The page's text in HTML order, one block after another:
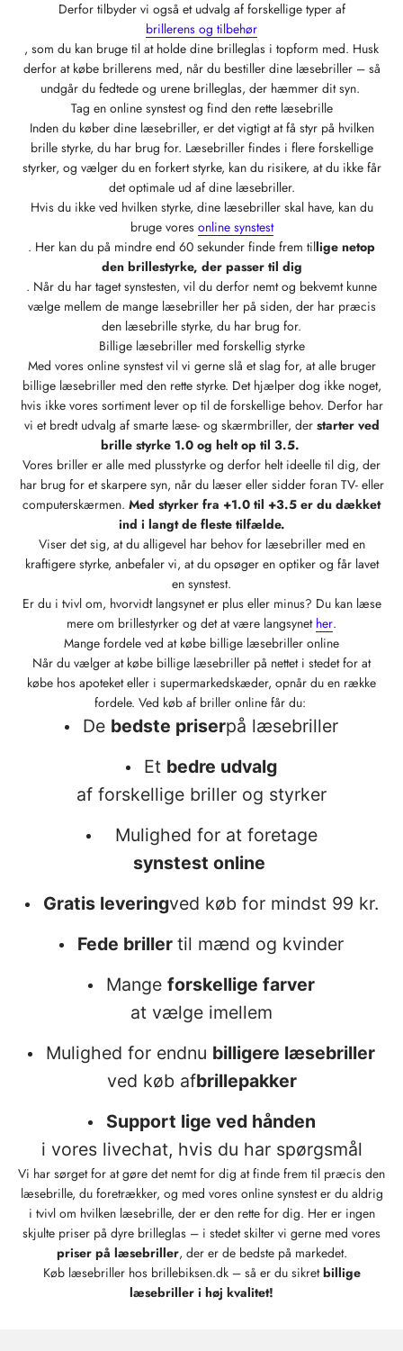
Derfor tilbyder vi også et udvalg af forskellige typer af
brillerens og tilbehør
, som du kan bruge til at holde dine brilleglas i topform med. Husk
derfor at købe brillerens med, når du bestiller dine læsebriller – så
undgår du fedtede og urene brilleglas, der hæmmer dit syn.
Tag en online synstest og find den rette læsebrille
Inden du køber dine læsebriller, er det vigtigt at få styr på hvilken
brille styrke, du har brug for. Læsebriller findes i flere forskellige
styrker, og vælger du en forkert styrke, kan du risikere, at du ikke får
det optimale ud af dine læsebriller.
Hvis du ikke ved hvilken styrke, dine læsebriller skal have, kan du
bruge vores online synstest
. Her kan du på mindre end 60 sekunder finde frem tillige netop
den brillestyrke, der passer til dig
. Når du har taget synstesten, vil du derfor nemt og bekvemt kunne
vælge mellem de mange læsebriller her på siden, der har præcis
den læsebrille styrke, du har brug for.
Billige læsebriller med forskellig styrke
Med vores online synstest vil vi gerne slå et slag for, at alle bruger
billige læsebriller med den rette styrke. Det hjælper dog ikke noget,
hvis ikke vores sortiment lever op til de forskellige behov. Derfor har
vi et bredt udvalg af smarte læse- og skærmbriller, der starter ved
brille styrke 1.0 og helt op til 3.5.
Vores briller er alle med plusstyrke og derfor helt ideelle til dig, der
har brug for et skarpere syn, når du læser eller sidder foran TV- eller
computerskærmen. Med styrker fra +1.0 til +3.5 er du dækket
ind i langt de fleste tilfælde.
Viser det sig, at du alligevel har behov for læsebriller med en
kraftigere styrke, anbefaler vi, at du opsøger en optiker og får lavet
en synstest.
Er du i tvivl om, hvorvidt langsynet er plus eller minus? Du kan læse
mere om brillestyrker og det at være langsynet her.
Mange fordele ved at købe billige læsebriller online
Når du vælger at købe billige læsebriller på nettet i stedet for at
købe hos apoteket eller i supermarkedskæder, opnår du en række
fordele. Ved køb af briller online får du:
De bedste priserpå læsebriller
Et bedre udvalg
af forskellige briller og styrker
Mulighed for at foretage
synstest online
Gratis leveringved køb for mindst 99 kr.
Fede briller til mænd og kvinder
Mange forskellige farver
at vælge imellem
Mulighed for endnu billigere læsebriller
ved køb afbrillepakker
Support lige ved hånden
i vores livechat, hvis du har spørgsmål
Vi har sørget for at gøre det nemt for dig at finde frem til præcis den
læsebrille, du foretrækker, og med vores online synstest er du aldrig
i tvivl om hvilken læsebrille, der er den rette for dig. Her er ingen
skjulte priser på dyre brilleglas – i stedet skilter vi gerne med vores
priser på læsebriller, der er de bedste på markedet.
Køb læsebriller hos brillebiksen.dk – så er du sikretbillige
læsebriller i høj kvalitet!